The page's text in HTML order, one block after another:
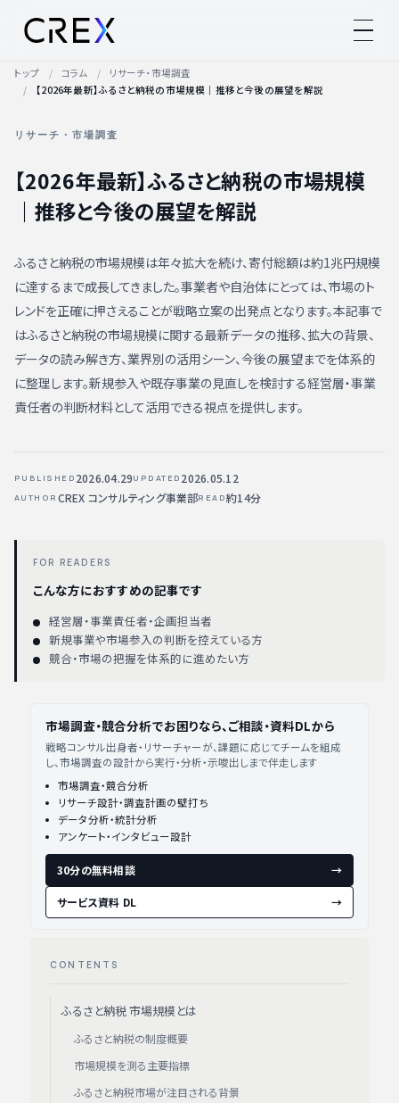
トップ コラム
リサーチ・市場調査
【2026年最新】ふるさと納税の市場規模｜推移と今後の展望を解説
リサーチ・市場調査
【2026年最新】ふるさと納税の市場規模
｜推移と今後の展望を解説
ふるさと納税の市場規模は年々拡大を続け、寄付総額は約1兆円規模
に達するまで成長してきました。事業者や自治体にとっては、市場のト
レンドを正確に押さえることが戦略立案の出発点となります。本記事で
はふるさと納税の市場規模に関する最新データの推移、拡大の背景、
データの読み解き方、業界別の活用シーン、今後の展望までを体系的
に整理します。新規参入や既存事業の見直しを検討する経営層・事業
責任者の判断材料として活用できる視点を提供します。
PUBLISHED 2026.04.29UPDATED 2026.05.12
AUTHOR CREX コンサルティング事業部READ約14分
FOR READERS
こんな方におすすめの記事です
経営層・事業責任者・企画担当者
新規事業や市場参入の判断を控えている方
競合・市場の把握を体系的に進めたい方
市場調査・競合分析でお困りなら、ご相談・資料DLから
戦略コンサル出身者・リサーチャーが、課題に応じてチームを組成
し、市場調査の設計から実行・分析・示唆出しまで伴走します
市場調査・競合分析
リサーチ設計・調査計画の壁打ち
データ分析・統計分析
アンケート・インタビュー設計
30分の無料相談 →
サービス資料 DL →
CONTENTS
ふるさと納税 市場規模とは
ふるさと納税の制度概要
市場規模を測る主要指標
ふるさと納税市場が注目される背景